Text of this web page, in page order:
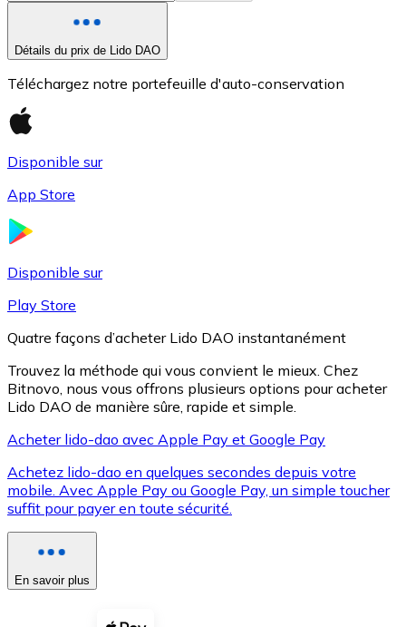
XRP
XRP
Voir toutes
Coupons crypto
Détails du prix de Lido DAO
Téléchargez notre portefeuille d'auto-conservation
Disponible sur
App Store
Disponible sur
Play Store
Quatre façons d’acheter Lido DAO instantanément
Trouvez la méthode qui vous convient le mieux. Chez
Bitnovo, nous vous offrons plusieurs options pour acheter
Lido DAO de manière sûre, rapide et simple.
Acheter lido-dao avec Apple Pay et Google Pay
Achetez lido-dao en quelques secondes depuis votre
mobile. Avec Apple Pay ou Google Pay, un simple toucher
suffit pour payer en toute sécurité.
En savoir plus